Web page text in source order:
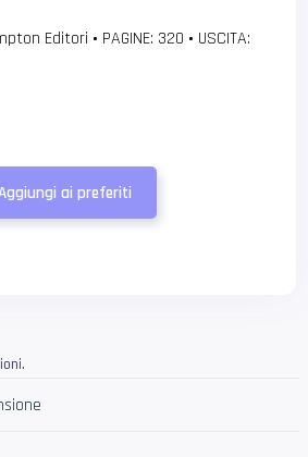
Editori • PAGINE: 320 • USCITA:
ai preferiti